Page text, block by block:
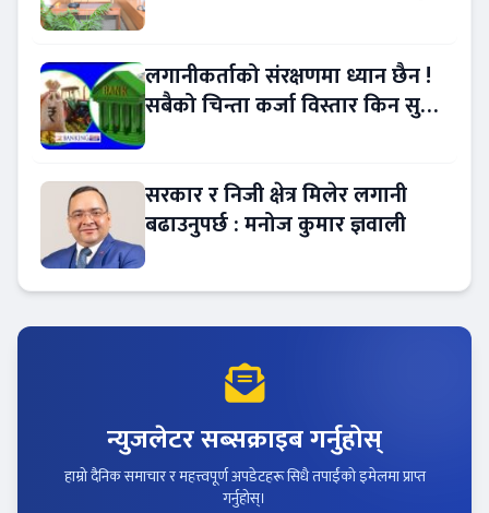
लगानीकर्ताको संरक्षणमा ध्यान छैन !
सबैको चिन्ता कर्जा विस्तार किन सुस्त
सरकार र निजी क्षेत्र मिलेर लगानी
बढाउनुपर्छ : मनोज कुमार ज्ञवाली
न्युजलेटर सब्सक्राइब गर्नुहोस्
हाम्रो दैनिक समाचार र महत्त्वपूर्ण अपडेटहरू सिधै तपाईंको इमेलमा प्राप्त
गर्नुहोस्।